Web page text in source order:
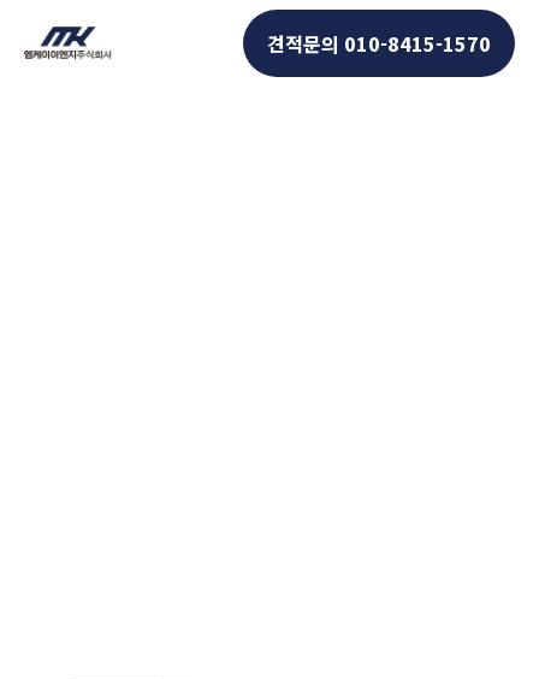
건너뛰기
견적문의 010-8415-1570